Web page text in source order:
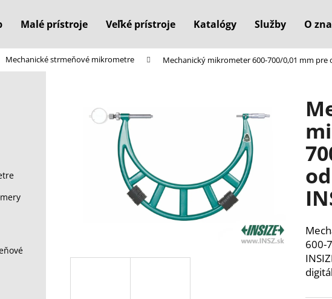
Malé prístroje Veľké prístroje Katalógy Služby O
Mechanické strmeňové mikrometre Mechanický mikrometer 600-700/0,01 mm pre
600-
Čo potrebujete nájsť?
HĽADAŤ
Odporúčame